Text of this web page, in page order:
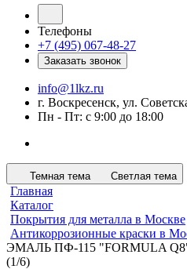
Телефоны
+7 (495) 067-48-27
Заказать звонок
info@1lkz.ru
г. Воскресенск, ул.
Пн - Пт: с 9:00 до 18:00
Темная тема Светлая тема
Главная
Каталог
Покрытия для металла в Москве
Антикоррозионные краски в
ЭМАЛЬ ПФ-115 "FORMULA
(1/6)